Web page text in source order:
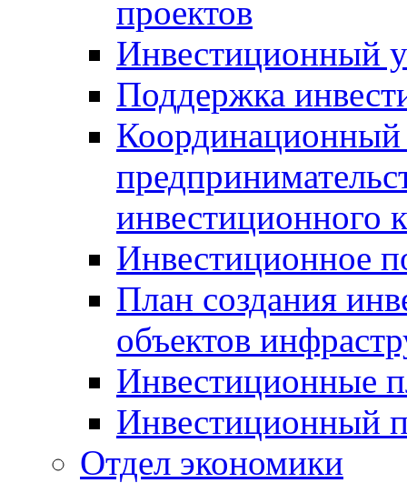
проектов
Инвестиционный
Поддержка
Координационный
инвестиционного
Инвестиционное
План создания
объектов
Инвестиционные
Инвестиционный
Отдел экономики